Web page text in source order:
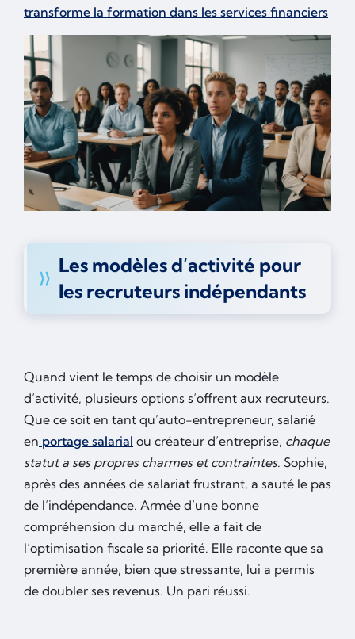
transforme la formation dans les services financiers
Les modèles d’activité pour
les recruteurs indépendants
Quand vient le temps de choisir un modèle
d’activité, plusieurs options s’offrent aux recruteurs.
Que ce soit en tant qu’auto-entrepreneur, salarié
en portage salarial ou créateur d’entreprise, chaque
statut a ses propres charmes et contraintes. Sophie,
après des années de salariat frustrant, a sauté le pas
de l’indépendance. Armée d’une bonne
compréhension du marché, elle a fait de
l’optimisation fiscale sa priorité. Elle raconte que sa
première année, bien que stressante, lui a permis
de doubler ses revenus. Un pari réussi.